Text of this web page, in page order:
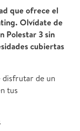
que ofrece el
Olvídate de
Polestar 3 sin
cubiertas
de un
tus